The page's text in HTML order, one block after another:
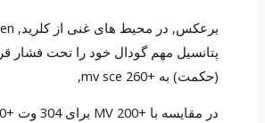
پتانسیل مهم گودال خود را تحت فشار
(حکمت) به +260 mv sce,